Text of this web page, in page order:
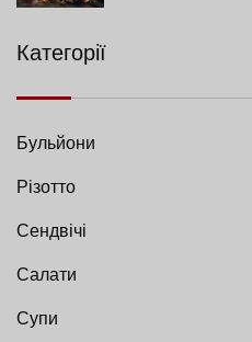
Категорії
Бульйони
Різотто
Сендвічі
Салати
Супи